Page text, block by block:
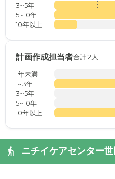
3~5年
5~10年
10年以上
計画作成担当者合計 2人
1年未満
1~3年
3~5年
5~10年
10年以上
ニチイケアセンター